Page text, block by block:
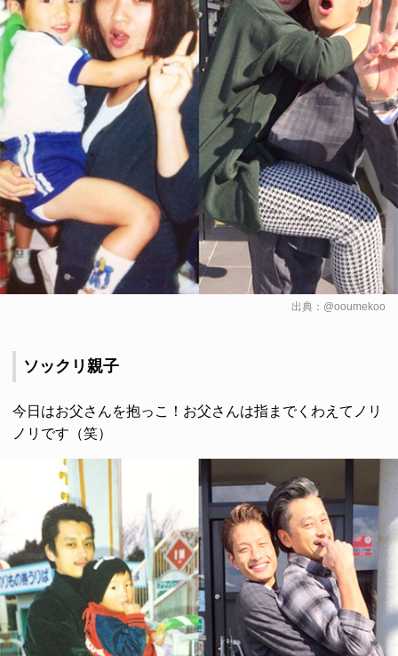
出典： @ooumekoo
ソックリ親子
今日はお父さんを抱っこ！お父さんは指までくわえてノリ
ノリです（笑）